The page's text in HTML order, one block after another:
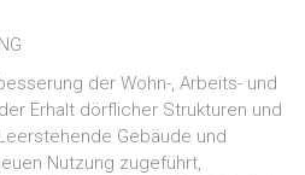
der Wohn-, Arbeits- und
Erhalt dörflicher Strukturen und
Gebäude und
Nutzung zugeführt,